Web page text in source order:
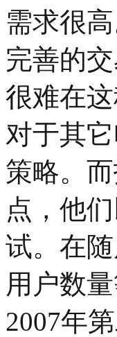
需求很
完善的
很难在
对于其
策略。
点，他
试。在
用户数
2007年